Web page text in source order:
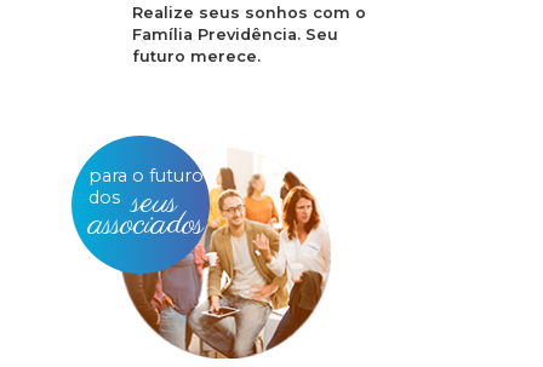
Realize seus sonhos com o
Família Previdência. Seu
futuro merece.
para o futuro
dos seus
associados